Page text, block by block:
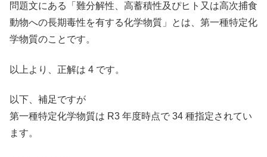
問題文にある「難分解性、高蓄積性及ぴヒト又は高次捕食
動物への長期毒性を有する化学物質」とは、第一種特定化
学物質のことです。
以上より、正解は 4 です。
以下、補足ですが
第一種特定化学物質は R3 年度時点で 34 種指定されてい
ます。